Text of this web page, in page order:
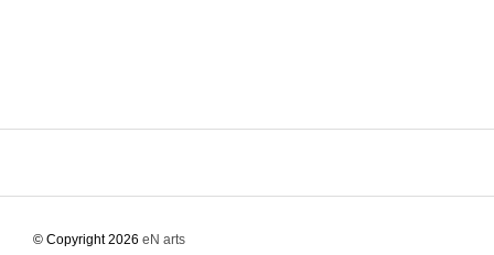
© Copyright 2026 eN arts